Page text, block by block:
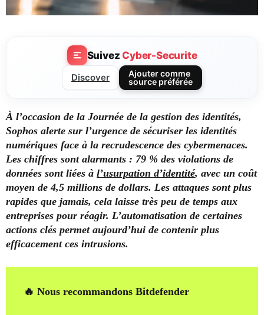
SuivezCyber-Securite
Discover
Ajouter comme
source préférée
À l’occasion de la Journée de la gestion des identités,
Sophos alerte sur l’urgence de sécuriser les identités
numériques face à la recrudescence des cybermenaces.
Les chiffres sont alarmants : 79 % des violations de
données sont liées à l’usurpation d’identité, avec un coût
moyen de 4,5 millions de dollars. Les attaques sont plus
rapides que jamais, cela laisse très peu de temps aux
entreprises pour réagir. L’automatisation de certaines
actions clés permet aujourd’hui de contenir plus
efficacement ces intrusions.
🔥 Nous recommandons Bitdefender